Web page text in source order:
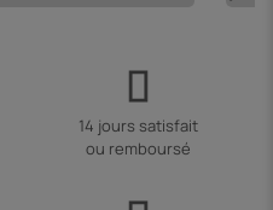
14 jours satisfait
ou remboursé